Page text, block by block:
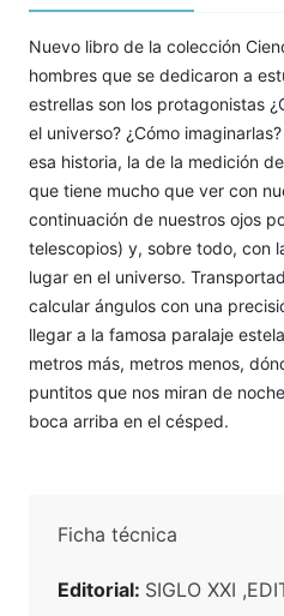
Nuevo libro de la colección
hombres que se dedicaron a
estrellas son los protagonistas
el universo? ¿Cómo
esa historia, la de la medición
que tiene mucho que ver con
continuación de nuestros ojos
telescopios) y, sobre todo, con
lugar en el universo.
calcular ángulos con una
llegar a la famosa paralaje
metros más, metros menos,
puntitos que nos miran de
boca arriba en el césped.
Ficha técnica
Editorial: SIGLO XXI